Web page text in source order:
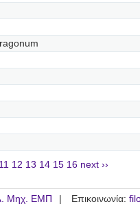
11 12 13 14 15 16 next ››
Μηχ. ΕΜΠ Επικοινωνία: